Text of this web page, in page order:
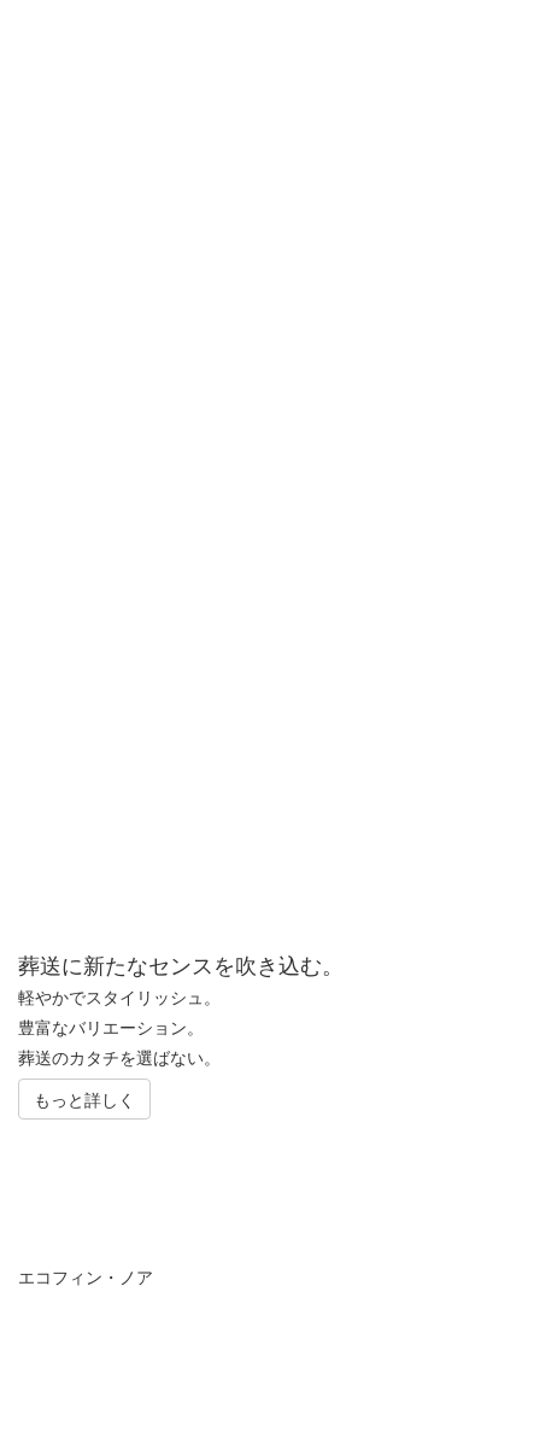
葬送に新たなセンスを吹き込む。
軽やかでスタイリッシュ。
豊富なバリエーション。
葬送のカタチを選ばない。
もっと詳しく
エコフィン・ノア